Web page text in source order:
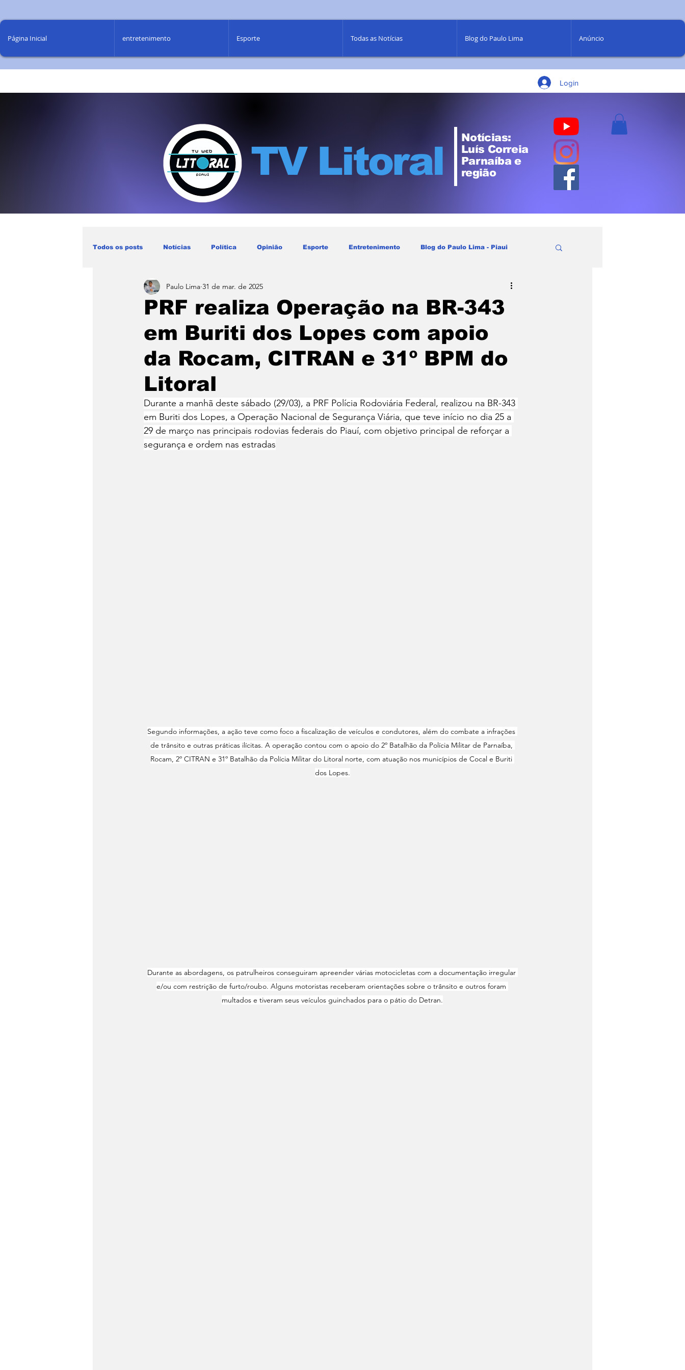
Página Inicial entretenimento Esporte Todas as Notícias Blog do Paulo Lima Anúncio
Login
TV Litoral
Notícias:
Luís Correia
Parnaíba e
região
Todos os posts Notícias Política Opinião Esporte Entretenimento Blog do Paulo Lima - Piaui
Blog Paulo Lima - Maranhão
PRF realiza Operação na BR-343
em Buriti dos Lopes com apoio
da Rocam, CITRAN e 31º BPM do
Litoral
Paulo Lima 31 de mar. de 2025
Durante a manhã deste sábado (29/03), a PRF Polícia Rodoviária Federal, realizou na BR-343
em Buriti dos Lopes, a Operação Nacional de Segurança Viária, que teve início no dia 25 a
29 de março nas principais rodovias federais do Piauí, com objetivo principal de reforçar a
segurança e ordem nas estradas
Segundo informações, a ação teve como foco a fiscalização de veículos e condutores, além do combate a infrações
de trânsito e outras práticas ilícitas. A operação contou com o apoio do 2º Batalhão da Polícia Militar de Parnaíba,
Rocam, 2º CITRAN e 31º Batalhão da Polícia Militar do Litoral norte, com atuação nos municípios de Cocal e Buriti
dos Lopes.
Durante as abordagens, os patrulheiros conseguiram apreender várias motocicletas com a documentação irregular
e/ou com restrição de furto/roubo. Alguns motoristas receberam orientações sobre o trânsito e outros foram
multados e tiveram seus veículos guinchados para o pátio do Detran.